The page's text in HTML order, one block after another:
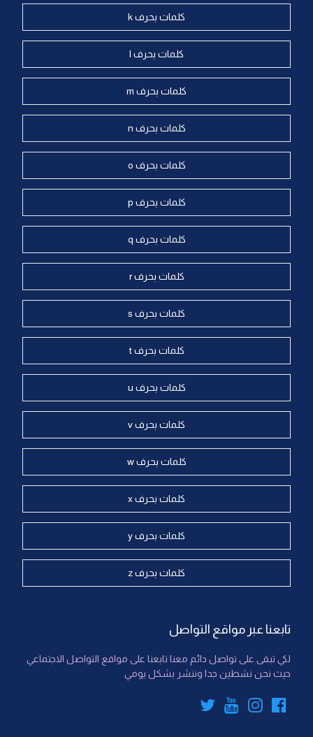
كلمات بحرف k
كلمات بحرف l
كلمات بحرف m
كلمات بحرف n
كلمات بحرف o
كلمات بحرف p
كلمات بحرف q
كلمات بحرف r
كلمات بحرف s
كلمات بحرف t
كلمات بحرف u
كلمات بحرف v
كلمات بحرف w
كلمات بحرف x
كلمات بحرف y
كلمات بحرف z
تابعنا عبر مواقع التواصل
لكي تبقى على تواصل دائم معنا تابعنا على مواقع التواصل الاجتماعي
حيث نحن نشطين جدا وننشر بشكل يومي